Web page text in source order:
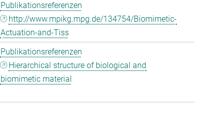
Publikationsreferenzen
http://www.mpikg.mpg.de/134754/Biomimetic-
Actuation-and-Tiss
Publikationsreferenzen
Hierarchical structure of biological and
biomimetic material